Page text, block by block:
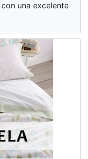
una excelente